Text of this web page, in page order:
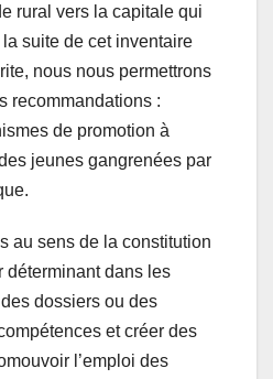
rural vers la capitale qui
suite de cet inventaire
nous nous permettrons
recommandations :
de promotion à
jeunes gangrenées par
au sens de la constitution
déterminant dans les
dossiers ou des
et créer des
l’emploi des